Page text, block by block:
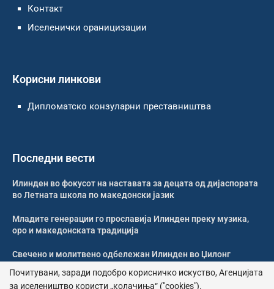
Контакт
Иселенички ораницизации
Корисни линкови
Дипломатско конзуларни преставништва
Последни вести
Илинден во фокусот на наставата за децата од дијаспората
во Летната школа по македонски јазик
Младите генерации го прославија Илинден преку музика,
оро и македонската традиција
Свечено и молитвено одбележан Илинден во Џилонг
Свечено одбележан Илинден во црквата „Св. Петка“ во
Почитувани, заради подобро корисничко искуство, Агенцијата
за иселеништво користи „колачиња“ ("cookies").